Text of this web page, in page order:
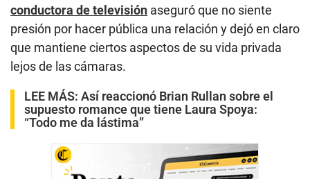
conductora de televisión aseguró que no siente
presión por hacer pública una relación y dejó en claro
que mantiene ciertos aspectos de su vida privada
lejos de las cámaras.
LEE MÁS: Así reaccionó Brian Rullan sobre el
supuesto romance que tiene Laura Spoya:
“Todo me da lástima”